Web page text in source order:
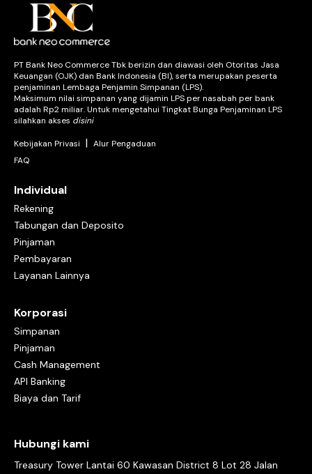
PT Bank Neo Commerce Tbk berizin dan diawasi oleh Otoritas Jasa
Keuangan (OJK) dan Bank Indonesia (BI), serta merupakan peserta
penjaminan Lembaga Penjamin Simpanan (LPS).
Maksimum nilai simpanan yang dijamin LPS per nasabah per bank
adalah Rp2 miliar. Untuk mengetahui Tingkat Bunga Penjaminan LPS
silahkan akses disini
Kebijakan Privasi | Alur Pengaduan
FAQ
Individual
Rekening
Tabungan dan Deposito
Pinjaman
Pembayaran
Layanan Lainnya
Korporasi
Simpanan
Pinjaman
Cash Management
API Banking
Biaya dan Tarif
Hubungi kami
Treasury Tower Lantai 60 Kawasan District 8 Lot 28 Jalan